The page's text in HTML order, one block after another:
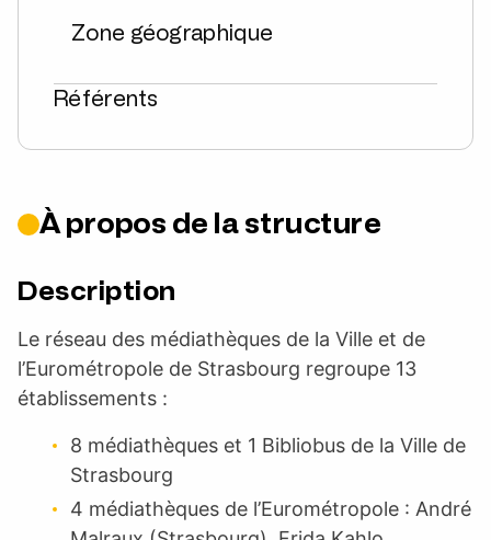
Zone géographique
Référents
À propos de la structure
Description
Le réseau des médiathèques de la Ville et de
l’Eurométropole de Strasbourg regroupe 13
établissements :
8 médiathèques et 1 Bibliobus de la Ville de
Strasbourg
4 médiathèques de l’Eurométropole : André